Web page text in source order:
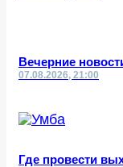
Вечерние
07.08.2026, 21:00
Где провести